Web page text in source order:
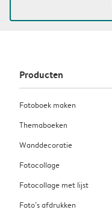
Producten
Fotoboek maken
Themaboeken
Wanddecoratie
Fotocollage
Fotocollage met lijst
Foto’s afdrukken